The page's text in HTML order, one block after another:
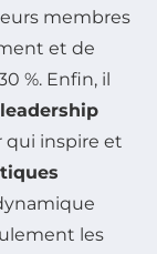
membres
et de
%. Enfin, il
leadership
qui inspire et
les